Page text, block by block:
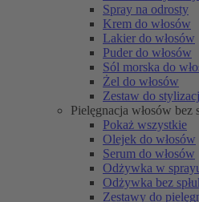
Spray na odrosty
Krem do włosów
Lakier do włosów
Puder do włosów
Sól morska do
Żel do włosów
Zestaw do
Pielęgnacja włosów bez
Pokaż wszystkie
Olejek do włosów
Serum do włosów
Odżywka w
Odżywka bez
Zestawy do